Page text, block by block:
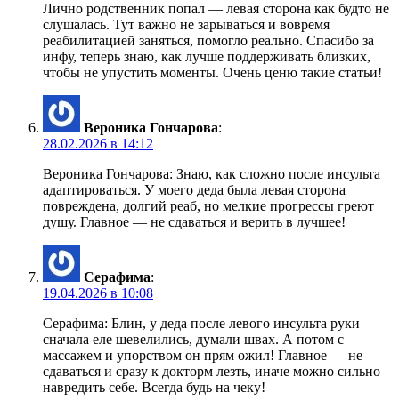
Лично родственник попал — левая сторона как будто не
слушалась. Тут важно не зарываться и вовремя
реабилитацией заняться, помогло реально. Спасибо за
инфу, теперь знаю, как лучше поддерживать близких,
чтобы не упустить моменты. Очень ценю такие статьи!
Вероника Гончарова:
28.02.2026 в 14:12
Вероника Гончарова: Знаю, как сложно после инсульта
адаптироваться. У моего деда была левая сторона
повреждена, долгий реаб, но мелкие прогрессы греют
душу. Главное — не сдаваться и верить в лучшее!
Серафима:
19.04.2026 в 10:08
Серафима: Блин, у деда после левого инсульта руки
сначала еле шевелились, думали швах. А потом с
массажем и упорством он прям ожил! Главное — не
сдаваться и сразу к докторм лезть, иначе можно сильно
навредить себе. Всегда будь на чеку!